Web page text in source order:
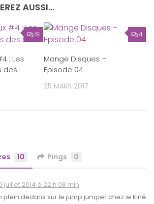
AUSSI...
19
: Les
des
4
Mange Disques –
Episode 04
25 MARS 2017
10 Pings 0
juillet 2014 à 22 h 08 min
plein dedans sur le jump jumper chez le kiné